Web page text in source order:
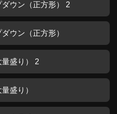
ウン（正方形） 2
ウン（正方形）
盛り） 2
盛り）